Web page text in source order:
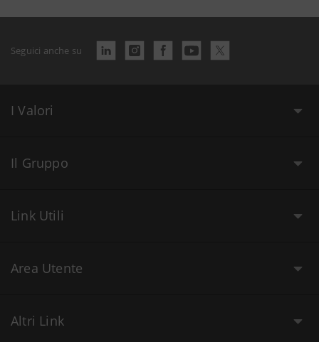
Seguici anche su
I Valori
Il Gruppo
Link Utili
Area Utente
Altri Link